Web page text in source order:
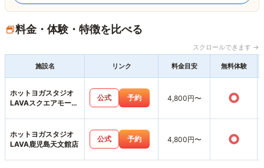
料金・体験・特徴を比べる
スクロールできます →
施設名 リンク 料金目安 無料体験
ホットヨガスタジオ
LAVAスクエアモール
公式 予約 4,800円〜 ○
ホットヨガスタジオ
LAVA鹿児島天文館店
公式 予約 4,800円〜 ○